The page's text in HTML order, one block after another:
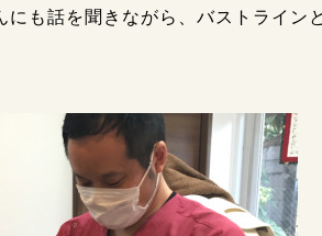
も話を聞きながら、バストライン